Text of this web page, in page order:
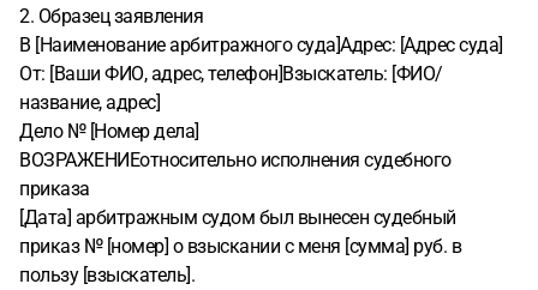
2. Образец заявления
В [Наименование арбитражного суда]Адрес: [Адрес суда]
От: [Ваши ФИО, адрес, телефон]Взыскатель: [ФИО/
название, адрес]
Дело № [Номер дела]
ВОЗРАЖЕНИЕотносительно исполнения судебного
приказа
[Дата] арбитражным судом был вынесен судебный
приказ № [номер] о взыскании с меня [сумма] руб. в
пользу [взыскатель].